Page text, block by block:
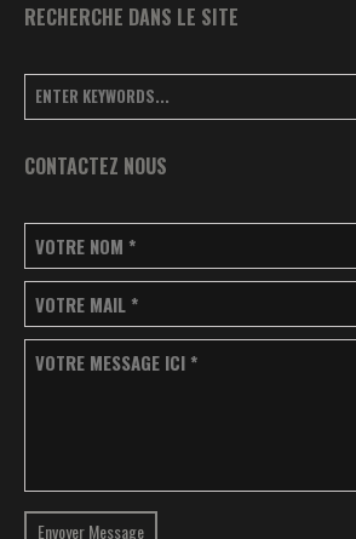
RECHERCHE DANS LE SITE
CONTACTEZ NOUS
VOTRE NOM *
VOTRE MAIL *
VOTRE MESSAGE ICI *
Envoyer Message